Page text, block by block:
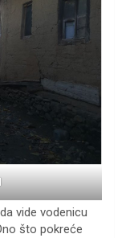
vide vodenicu
što pokreće